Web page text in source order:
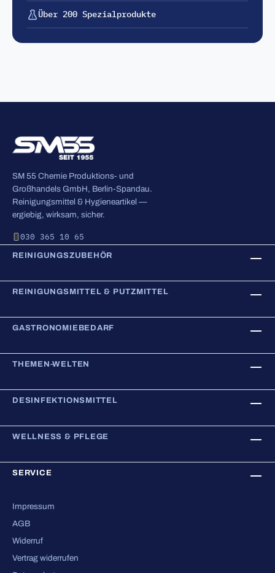
Über 200 Spezialprodukte
SM 55 Chemie Produktions- und
Großhandels GmbH, Berlin-Spandau.
Reinigungsmittel & Hygieneartikel —
ergiebig, wirksam, sicher.
030 365 10 65
REINIGUNGSZUBEHÖR
REINIGUNGSMITTEL & PUTZMITTEL
GASTRONOMIEBEDARF
THEMEN-WELTEN
DESINFEKTIONSMITTEL
WELLNESS & PFLEGE
SERVICE
Impressum
AGB
Widerruf
Vertrag widerrufen